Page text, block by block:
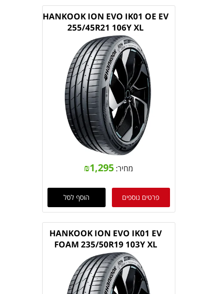
HANKOOK ION EVO IK01 OE EV
255/45R21 106Y XL
מחיר: ₪1,295
פרטים נוספים הוסף לסל
HANKOOK ION EVO IK01 EV
FOAM 235/50R19 103Y XL